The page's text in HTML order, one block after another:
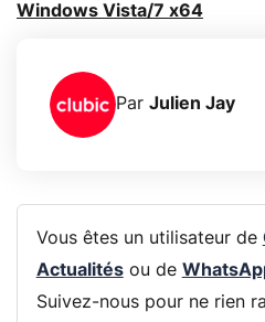
Windows Vista/7 x64
Par Julien Jay
Vous êtes un utilisateur de
Actualitésou de
Suivez-nous pour ne rien